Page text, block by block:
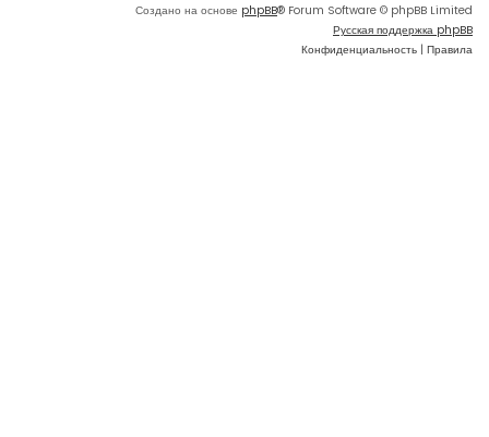
Создано на основе phpBB® Forum Software © phpBB Limited
Русская поддержка phpBB
Конфиденциальность | Правила